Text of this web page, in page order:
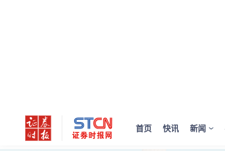
首页 快讯 新闻